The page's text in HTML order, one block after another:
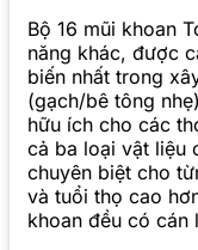
Bộ 16 mũi khoan
năng khác, được
biến nhất trong
(gạch/bê tông
hữu ích cho các
cả ba loại vật liệu
chuyên biệt cho
và tuổi thọ cao
khoan đều có cán